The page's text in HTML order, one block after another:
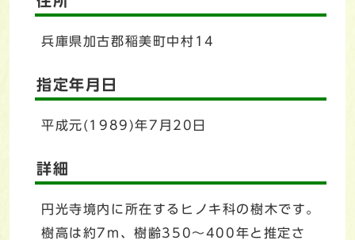
兵庫県加古郡稲美町中村14
指定年月日
平成元(1989)年7月20日
詳細
円光寺境内に所在するヒノキ科の樹木です。
樹高は約7m、樹齢350～400年と推定さ